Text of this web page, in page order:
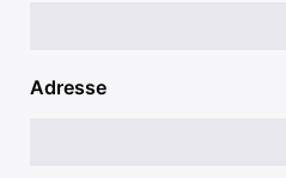
Adresse